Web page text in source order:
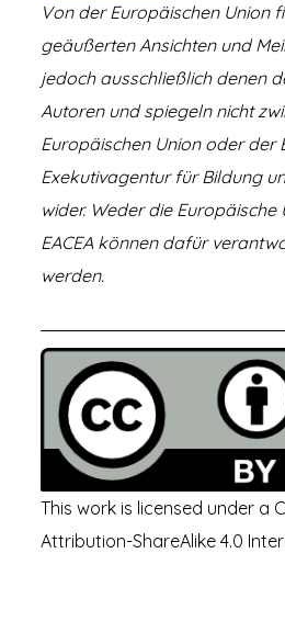
Von der Europäischen Union
geäußerten Ansichten und
jedoch ausschließlich denen
Autoren und spiegeln nicht
Europäischen Union oder der
Exekutivagentur für Bildung
wider. Weder die Europäische
EACEA können dafür
werden.
This work is licensed under a
Attribution-ShareAlike 4.0